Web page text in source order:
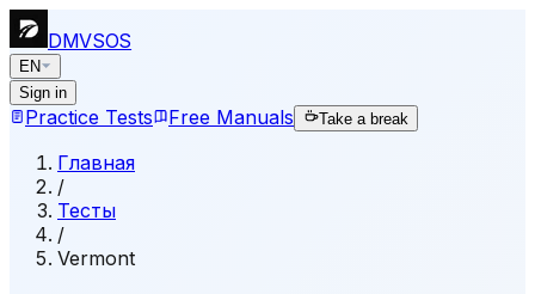
DMVSOS
EN
Sign in
Practice Tests Free Manuals Take a break
Главная
/
Тесты
/
Vermont